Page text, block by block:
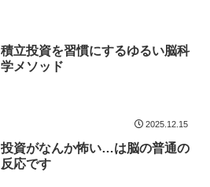
積立投資を習慣にするゆるい脳科
学メソッド
2025.12.15
投資がなんか怖い…は脳の普通の
反応です